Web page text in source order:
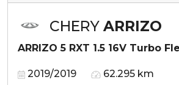
CHERY ARRIZO
ARRIZO 5 RXT 1.5 16V Turbo
2019/2019 62.295 km